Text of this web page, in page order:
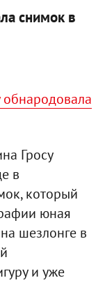
снимок в
обнародовала
Гросу
в
который
юная
шезлонге в
и уже